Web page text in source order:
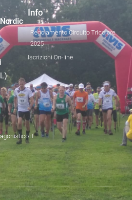
Info
Regolamento Circuito Tricolore
2025
Iscrizioni On-line